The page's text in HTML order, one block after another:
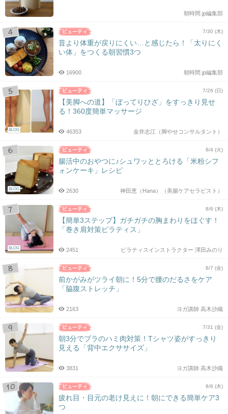
朝時間.jp編集部
7/30 (木)
昔より体重が戻りにくい…と感じたら！「太りにく
い体」をつくる朝習慣3つ
朝時間.jp編集部
16900
BLOG
7/26 (日)
【美脚への道】「ぼってりひざ」をすっきり見せ
る！360度簡単マッサージ
金井志江（脚やせコンサルタント）
46353
BLOG
8/4 (火)
腸活中のおやつに♪シュワッととろける「米粉シフ
ォンケーキ」レシピ
神田恵（Hana）（美腸ケアセラピスト）
2630
BLOG
8/6 (木)
【簡単3ステップ】ガチガチの胸まわりをほぐす！
「巻き肩対策ピラティス」
ピラティスインストラクター 澤田みのり
2451
8/7 (金)
前かがみがツライ朝に！5分で腰のだるさをケア
「脇腹ストレッチ」
ヨガ講師 高木沙織
2163
7/31 (金)
朝3分でブラのハミ肉対策！Tシャツ姿がすっきり
見える「背中エクササイズ」
ヨガ講師 高木沙織
3831
8/6 (木)
疲れ目・目元の老け見えに！朝にできる簡単ケア3
つ